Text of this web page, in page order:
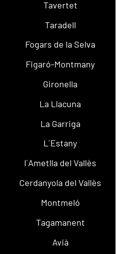
Tavertet
Taradell
Fogars de la Selva
Figaró-Montmany
Gironella
La Llacuna
La Garriga
L´Estany
l´Ametlla del Vallès
Cerdanyola del Vallès
Montmeló
Tagamanent
Avià